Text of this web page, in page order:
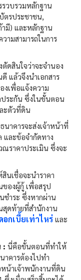
รวบรวมหลักฐาน
ตรประชาชน,
มี) และหลักฐาน
ามสามารถในการ
ตัดสินใจว่าจะจำนอง
แล้วจึงนำเอกสาร
งเพื่อแจ้งความ
ประกัน ซึ่งในขั้นตอน
ะตัวที่ดิน
ธนาคารจะส่งเจ้าหน้าที่
ละข้อจำกัดทาง
ราคาประเมิน ซึ่งจะ
สินเชื่อจะนำราคา
ของผู้กู้ เพื่อสรุป
ชำระ ซึ่งหากผ่าน
ดท้ายที่สำนักงาน
กเบี้ยเท่าไหร่และ
: นี่คือขั้นตอนที่ทำให้
คารต้องไปทำ
น้าเจ้าพนักงานที่ดิน